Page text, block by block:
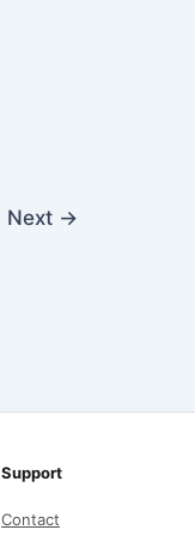
Next →
Support
Contact